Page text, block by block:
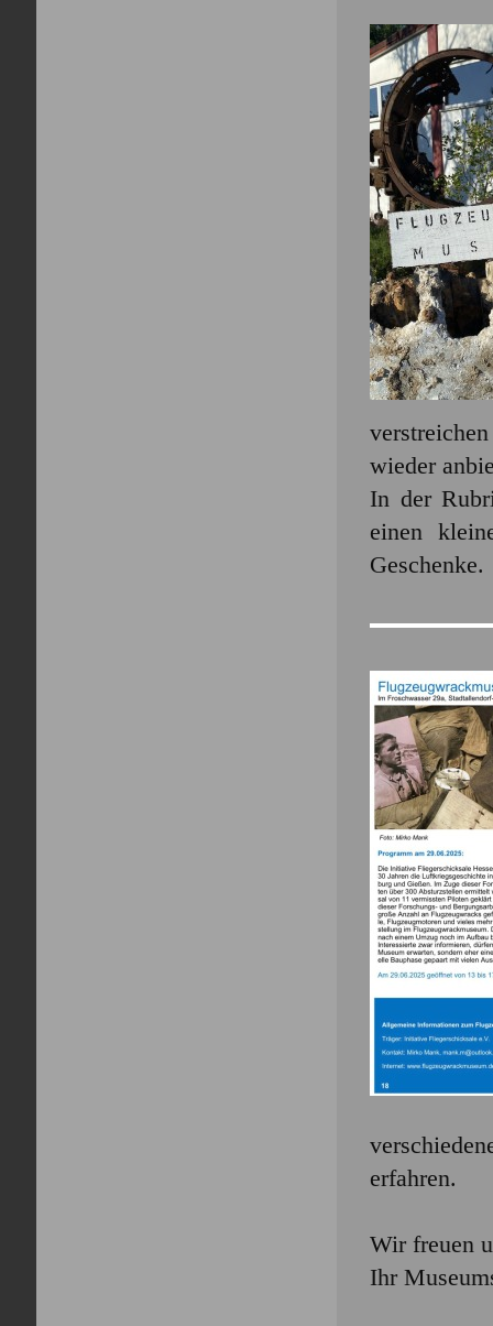
wieder
In der
einen
Geschenke.
erfahren.
Wir freuen
Ihr